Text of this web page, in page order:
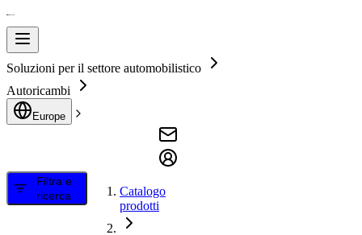
Soluzioni per il settore automobilistico
Autoricambi
Europe
Filtra e
ricerca
Catalogo
prodotti